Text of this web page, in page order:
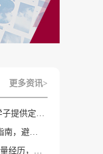
更多资讯>
【英本规划致菁学院】致力于为菁英学子提供定制式升学规划服务！
冲刺英国G5本科丨完整高中三年规划指南，避开 90% 申请者踩过的坑
英国本科申请G5如何逆袭？3类高含金量经历，快速拉开文书差距